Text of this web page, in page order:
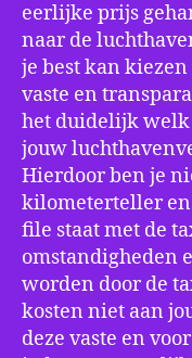
eerlijke prijs
naar de
je best kan
vaste en
het duidelijk welk
jouw
Hierdoor ben je
kilometerteller
file staat met de
omstandigheden
worden door de
kosten niet aan
deze vaste en